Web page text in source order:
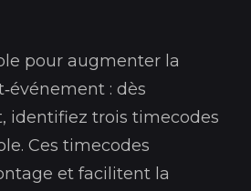
pour augmenter la
: dès
identifiez trois timecodes
Ces timecodes
et facilitent la